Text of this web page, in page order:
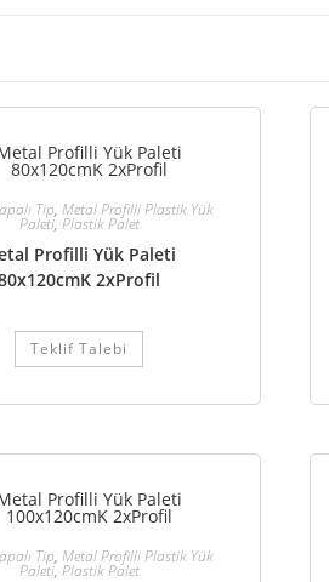
Tip, Metal Profilli Plastik Yük
Paleti, Plastik Palet
Profilli Yük Paleti
2xProfil
Teklif Talebi
Tip, Metal Profilli Plastik Yük
Paleti, Plastik Palet